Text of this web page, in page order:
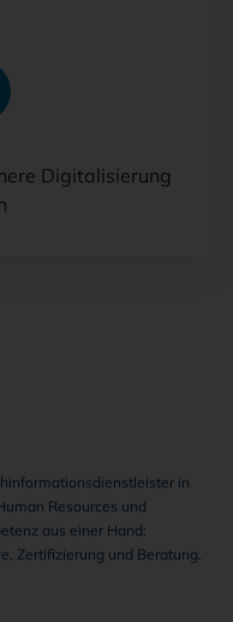
in
Resources und
aus einer Hand:
Zertifizierung und Beratung.